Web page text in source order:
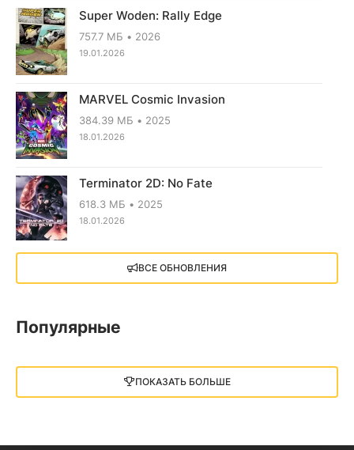
Super Woden: Rally Edge
757.7 МБ 2026
19.01.2026
MARVEL Cosmic Invasion
384.39 МБ 2025
18.01.2026
Terminator 2D: No Fate
618.3 МБ 2025
18.01.2026
X4: Foundations (2018)
13.73 GB 2018
13 ГБ 2025
ВСЕ ОБНОВЛЕНИЯ
Популярные
ПОКАЗАТЬ БОЛЬШЕ